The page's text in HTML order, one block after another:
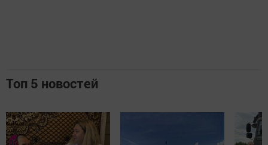
Топ 5 новостей